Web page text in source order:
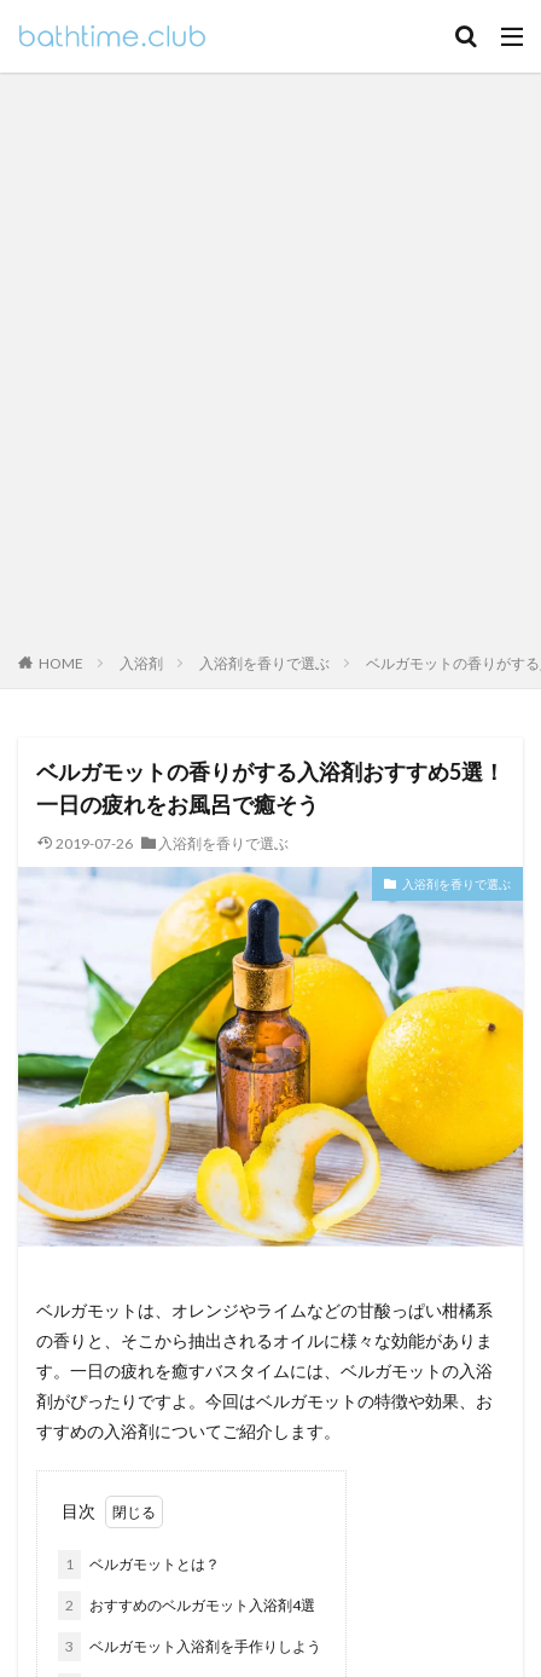
HOME 入浴剤 入浴剤を香りで選ぶ ベルガモットの香りがす
ベルガモットの香りがする入浴剤おすすめ5選！
一日の疲れをお風呂で癒そう
2019-07-26 入浴剤を香りで選ぶ
入浴剤を香りで選ぶ
ベルガモットは、オレンジやライムなどの甘酸っぱい柑橘系
の香りと、そこから抽出されるオイルに様々な効能がありま
す。一日の疲れを癒すバスタイムには、ベルガモットの入浴
剤がぴったりですよ。今回はベルガモットの特徴や効果、お
すすめの入浴剤についてご紹介します。
目次
1 ベルガモットとは？
2 おすすめのベルガモット入浴剤4選
3 ベルガモット入浴剤を手作りしよう